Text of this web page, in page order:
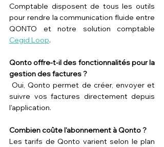
Comptable disposent de tous les outils
pour rendre la communication fluide entre
Cegid Loop.
Qonto offre-t-il des fonctionnalités pour la
gestion des factures ?
Oui, Qonto permet de créer, envoyer et
suivre vos factures directement depuis
l'application.
Combien coûte l'abonnement à Qonto ?
Les tarifs de Qonto varient selon le plan